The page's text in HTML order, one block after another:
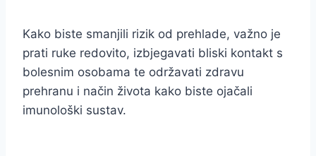
Kako biste smanjili rizik od prehlade, važno je
prati ruke redovito, izbjegavati bliski kontakt s
bolesnim osobama te održavati zdravu
prehranu i način života kako biste ojačali
imunološki sustav.